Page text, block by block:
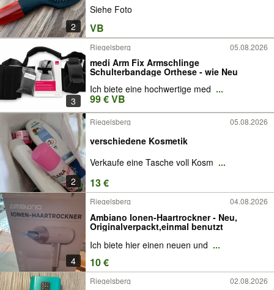
2
Siehe Foto
VB
3
Riegelsberg 05.08.2026
medi Arm Fix Armschlinge
Schulterbandage Orthese - wie Neu
Ich biete eine hochwertige med ...
99 € VB
2
Riegelsberg 05.08.2026
verschiedene Kosmetik
Verkaufe eine Tasche voll Kosm ...
13 €
4
Riegelsberg 04.08.2026
Ambiano Ionen-Haartrockner - Neu,
Originalverpackt,einmal benutzt
Ich biete hier einen neuen und ...
10 €
Riegelsberg 02.08.2026